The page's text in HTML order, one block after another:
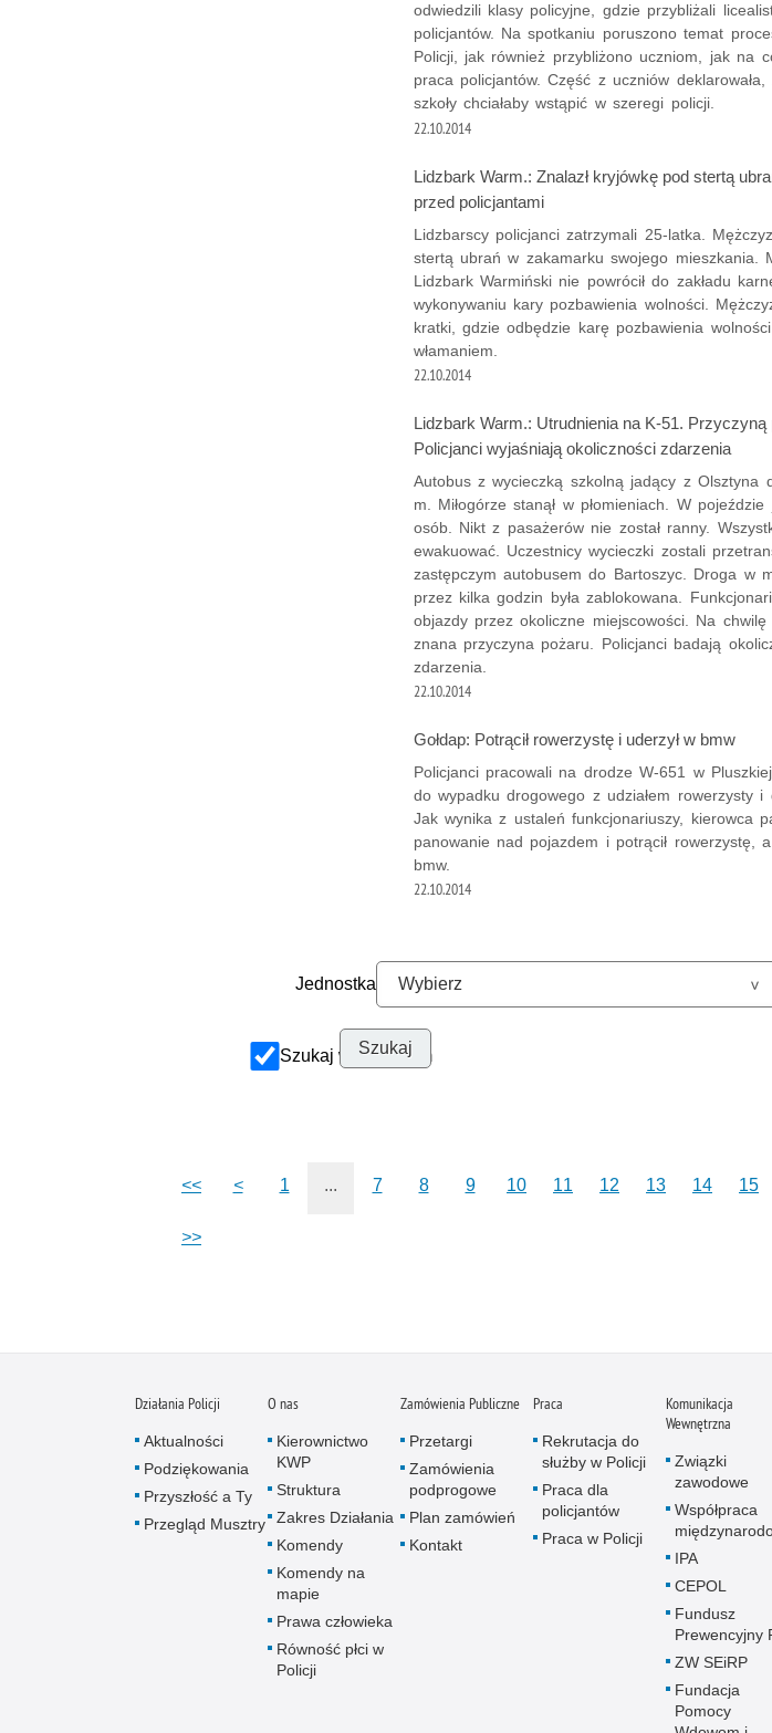
odwiedzili klasy policyjne, gdzie przybliżali
policjantów. Na spotkaniu poruszono temat
Policji, jak również przybliżono uczniom, jak na
praca policjantów. Część z uczniów
szkoły chciałaby wstąpić w szeregi policji.
22.10.2014
Lidzbark Warm.: Znalazł kryjówkę pod stertą
przed policjantami
Lidzbarscy policjanci zatrzymali 25-latka.
stertą ubrań w zakamarku swojego mieszkania.
Lidzbark Warmiński nie powrócił do zakładu
wykonywaniu kary pozbawienia wolności.
kratki, gdzie odbędzie karę pozbawienia
włamaniem.
22.10.2014
Lidzbark Warm.: Utrudnienia na K-51. Przyczyną
Policjanci wyjaśniają okoliczności zdarzenia
Autobus z wycieczką szkolną jadący z Olsztyna
m. Miłogórze stanął w płomieniach. W
osób. Nikt z pasażerów nie został ranny.
ewakuować. Uczestnicy wycieczki zostali
zastępczym autobusem do Bartoszyc. Droga w
przez kilka godzin była zablokowana.
objazdy przez okoliczne miejscowości. Na
znana przyczyna pożaru. Policjanci badają
zdarzenia.
22.10.2014
Gołdap: Potrącił rowerzystę i uderzył w bmw
Policjanci pracowali na drodze W-651 w
do wypadku drogowego z udziałem rowerzysty i
Jak wynika z ustaleń funkcjonariuszy, kierowca
panowanie nad pojazdem i potrącił rowerzystę,
bmw.
22.10.2014
Jednostka
Szukaj w archiwum
<< < 1 ... 7 8 9 10 11 12 13 14 15
>>
Działania Policji
Aktualności
Podziękowania
Przyszłość a Ty
Przegląd Musztry
O nas
Kierownictwo
KWP
Struktura
Zakres Działania
Komendy
Komendy na
mapie
Prawa człowieka
Równość płci w
Policji
Zamówienia Publiczne
Przetargi
Zamówienia
podprogowe
Plan zamówień
Kontakt
Praca
Rekrutacja do
służby w Policji
Praca dla
policjantów
Praca w Policji
Komunikacja
Wewnętrzna
Związki
zawodowe
Współpraca
IPA
CEPOL
Fundusz
Prewencyjny
ZW SEiRP
Fundacja
Pomocy